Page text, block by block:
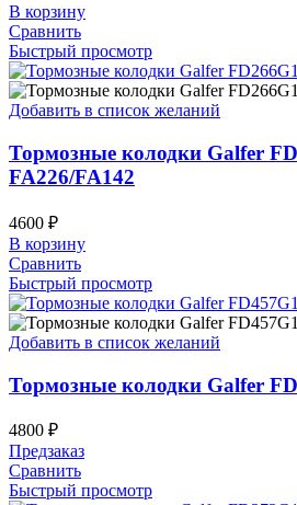
В корзину
Сравнить
Быстрый просмотр
Добавить в список желаний
Тормозные колодки Galfer
FA226/FA142
4600 ₽
В корзину
Сравнить
Быстрый просмотр
Добавить в список желаний
Тормозные колодки Galfer
4800 ₽
Предзаказ
Сравнить
Быстрый просмотр